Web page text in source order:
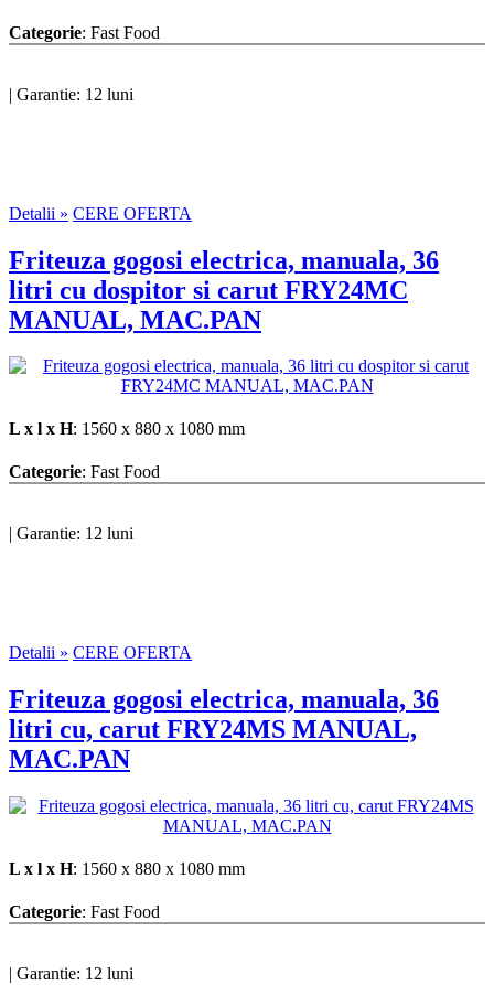
Categorie: Fast Food
| Garantie: 12 luni
Detalii » CERE OFERTA
Friteuza gogosi electrica, manuala, 36
litri cu dospitor si carut FRY24MC
MANUAL, MAC.PAN
L x l x H: 1560 x 880 x 1080 mm
Categorie: Fast Food
| Garantie: 12 luni
Detalii » CERE OFERTA
Friteuza gogosi electrica, manuala, 36
litri cu, carut FRY24MS MANUAL,
MAC.PAN
L x l x H: 1560 x 880 x 1080 mm
Categorie: Fast Food
| Garantie: 12 luni